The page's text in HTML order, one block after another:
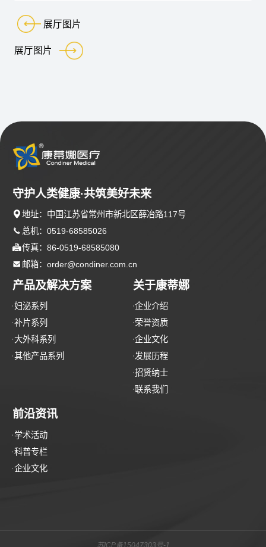
展厅图片
展厅图片
守护人类健康·共筑美好未来
 地址：中国江苏省常州市新北区薛冶路117号
 总机：0519-68585026
传真：86-0519-68585080
 邮箱：order@condiner.com.cn
产品及解决方案
妇泌系列
补片系列
大外科系列
其他产品系列
关于康蒂娜
企业介绍
荣誉资质
企业文化
发展历程
招贤纳士
联系我们
前沿资讯
学术活动
科普专栏
企业文化
苏ICP备15047303号-1